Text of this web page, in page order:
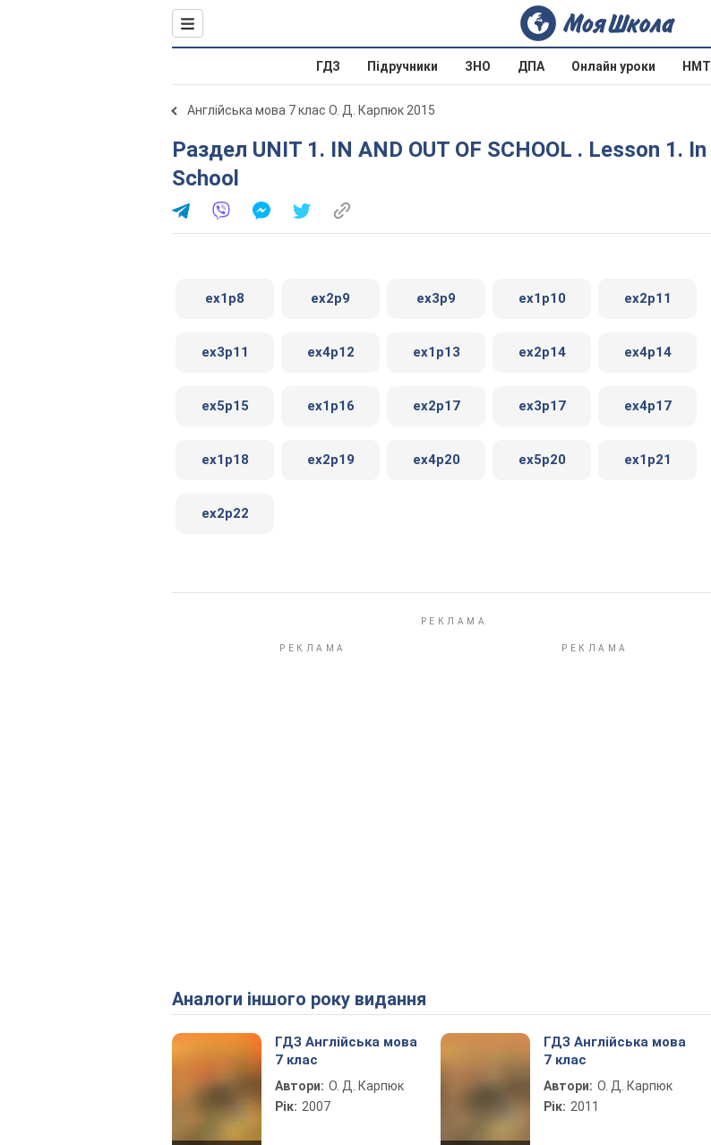
ГДЗ Підручники ЗНО ДПА Онлайн уроки НМТ
Англійська мова 7 клас О. Д. Карпюк 2015
Раздел UNIT 1. IN AND OUT OF SCHOOL . Lesson 1. In
School
ex1p8 ex2p9 ex3p9 ex1p10 ex2p11
ex3p11 ex4p12 ex1p13 ex2p14 ex4p14
ex5p15 ex1p16 ex2p17 ex3p17 ex4p17
ex1p18 ex2p19 ex4p20 ex5p20 ex1p21
ex2p22
Аналоги іншого року видання
ГДЗ Англійська мова
7 клас
Автори: О. Д. Карпюк
Рік: 2007
ГДЗ Англійська мова
7 клас
Автори: О. Д. Карпюк
Рік: 2011